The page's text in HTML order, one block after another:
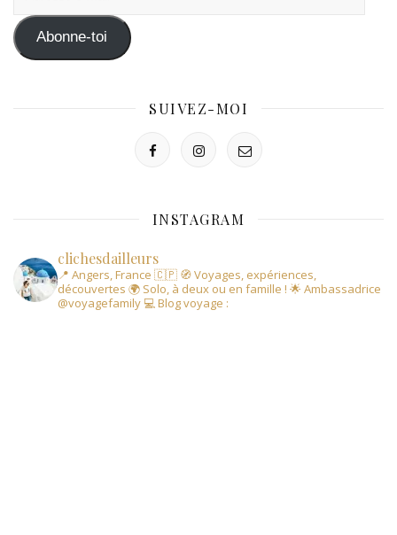
mail Abonne-toi
SUIVEZ-MOI
INSTAGRAM
clichesdailleurs
📍 Angers, France 🇨🇵 🧭 Voyages, expériences,
découvertes 🌍 Solo, à deux ou en famille ! 🌟 Ambassadrice
@voyagefamily 💻 Blog voyage :